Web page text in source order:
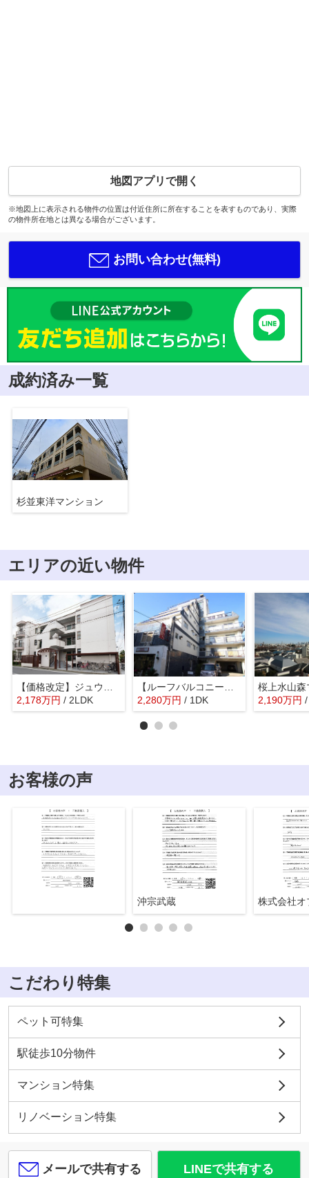
地図アプリで開く
※地図上に表示される物件の位置は付近住所に所在することを表すものであり、実際
の物件所在地とは異なる場合がございます。
お問い合わせ(無料)
成約済み一覧
杉並東洋マンション
エリアの近い物件
2,178万円 / 2LDK
2,280万円 / 1DK 2,190万円
お客様の声
沖宗武蔵
こだわり特集
ペット可特集
駅徒歩10分物件
マンション特集
リノベーション特集
メールで共有する LINEで共有する